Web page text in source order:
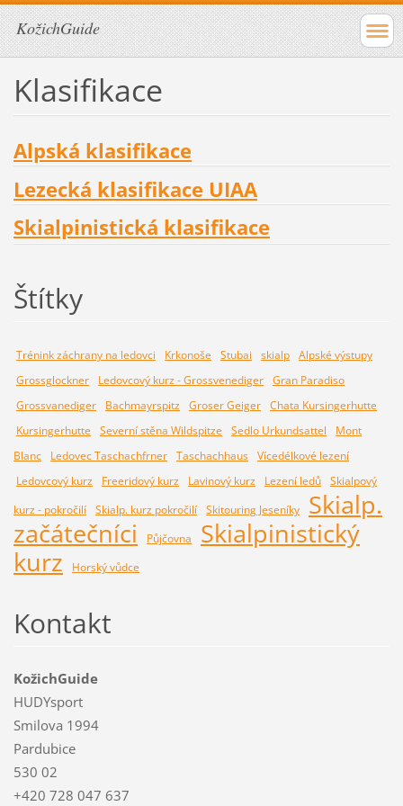
KožichGuide
Klasifikace
Alpská klasifikace
Lezecká klasifikace UIAA
Skialpinistická klasifikace
Štítky
Trénink záchrany na ledovci Krkonoše Stubai skialp Alpské výstupy
Grossglockner
Ledovcový kurz - Grossvenediger Gran Paradiso
Grossvanediger
Bachmayrspitz Groser Geiger Chata Kursingerhutte
Kursingerhutte
Severní stěna Wildspitze Sedlo Urkundsattel
Mont
Blanc
Ledovec Taschachfrner Taschachhaus Vícedélkové lezení
Ledovcový kurz
Freeridový kurz Lavinový kurz Lezení ledů Skialpový
kurz - pokročilí Skialp. kurz pokročilí Skitouring Jeseníky
Skialp.
začátečníci
Půjčovna
Skialpinistický
kurz
Horský vůdce
Kontakt
KožichGuide
HUDYsport
Smilova 1994
Pardubice
530 02
+420 728 047 637